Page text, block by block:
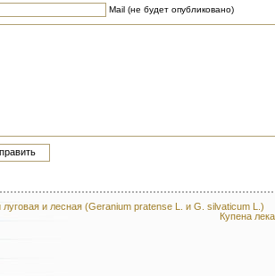
Mail (не будет опубликовано)
луговая и лесная (Geranium pratense L. и G. silvaticum L.)
Купена